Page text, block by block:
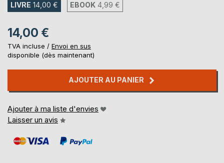
LIVRE 14,00 € EBOOK 4,99 €
14,00 €
TVA incluse / Envoi en sus
disponible (dès maintenant)
AJOUTER AU PANIER
Ajouter à ma liste d'envies
Laisser un avis